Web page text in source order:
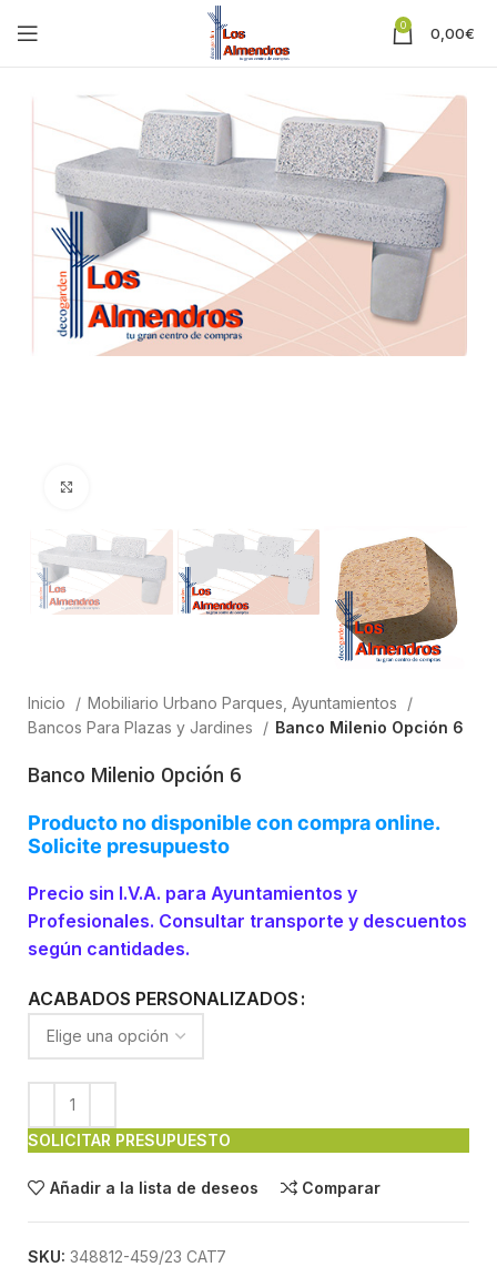
0 0,00€
Inicio
Mobiliario Urbano Parques, Ayuntamientos
Bancos Para Plazas y Jardines
Banco Milenio Opción 6
Banco Milenio Opción 6
Producto no disponible con compra online.
Solicite presupuesto
Precio sin I.V.A. para Ayuntamientos y
Profesionales. Consultar transporte y descuentos
según cantidades.
ACABADOS PERSONALIZADOS
SOLICITAR PRESUPUESTO
Añadir a la lista de deseos Comparar
SKU: 348812-459/23 CAT7